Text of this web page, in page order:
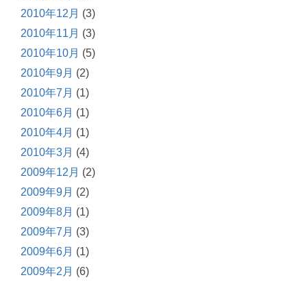
2010年12月 (3)
2010年11月 (3)
2010年10月 (5)
2010年9月 (2)
2010年7月 (1)
2010年6月 (1)
2010年4月 (1)
2010年3月 (4)
2009年12月 (2)
2009年9月 (2)
2009年8月 (1)
2009年7月 (3)
2009年6月 (1)
2009年2月 (6)